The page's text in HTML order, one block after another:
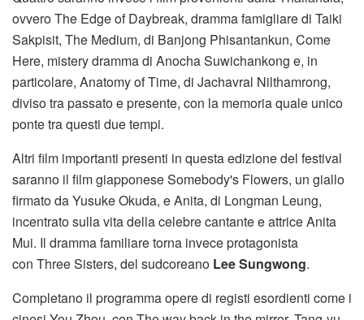
ovvero The Edge of Daybreak, dramma famigliare di Taiki
Sakpisit, The Medium, di Banjong Phisantankun, Come
Here, mistery dramma di Anocha Suwichankong e, in
particolare, Anatomy of Time, di Jachavral Nilthamrong,
diviso tra passato e presente, con la memoria quale unico
ponte tra questi due tempi.
Altri film importanti presenti in questa edizione del festival
saranno il film giapponese Somebody's Flowers, un giallo
firmato da Yusuke Okuda, e Anita, di Longman Leung,
incentrato sulla vita della celebre cantante e attrice Anita
Mui. Il dramma familiare torna invece protagonista
con Three Sisters, del sudcoreano Lee Sungwong.
Completano il programma opere di registi esordienti come i